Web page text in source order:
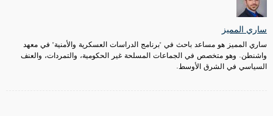
ساري المميز
ساري المميز هو مساعد باحث في "برنامج الدراسات العسكرية والأمنية" في معهد
واشنطن. وهو متخصص في الجماعات المسلحة غير الحكومية، والتمردات، والعنف
السياسي في الشرق الأوسط.